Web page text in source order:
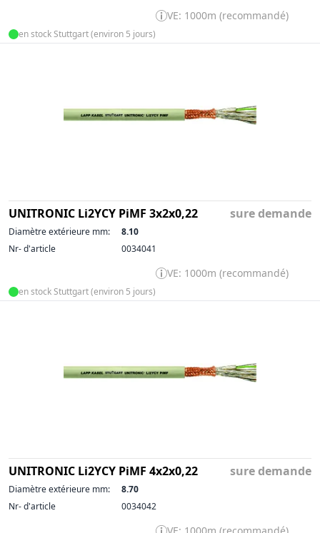
VE: 1000m (recommandé)
en stock Stuttgart (environ 5 jours)
UNITRONIC Li2YCY PiMF 3x2x0,22 sure demande
Diamètre extérieure mm:
8.10
Nr- d'article
0034041
VE: 1000m (recommandé)
en stock Stuttgart (environ 5 jours)
UNITRONIC Li2YCY PiMF 4x2x0,22 sure demande
Diamètre extérieure mm:
8.70
Nr- d'article
0034042